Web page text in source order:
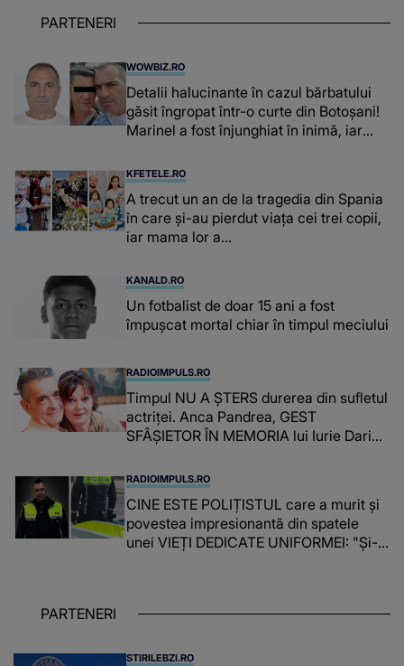
PARTENERI
WOWBIZ.RO
Detalii halucinante în cazul bărbatului
găsit îngropat într-o curte din Botoșani!
Marinel a fost înjunghiat în inimă, iar
suspecți
KFETELE.RO
A trecut un an de la tragedia din Spania
în care și-au pierdut viața cei trei copii,
iar mama lor a…
KANALD.RO
Un fotbalist de doar 15 ani a fost
împușcat mortal chiar în timpul meciului
RADIOIMPULS.RO
Timpul NU A ȘTERS durerea din sufletul
actriței. Anca Pandrea, GEST
SFÂȘIETOR ÎN MEMORIA lui Iurie Darie:
timpul parcă..."
RADIOIMPULS.RO
CINE ESTE POLIȚISTUL care a murit și
povestea impresionantă din spatele
unei VIEȚI DEDICATE UNIFORMEI: "Și-a
PARTENERI
STIRILEBZI.RO